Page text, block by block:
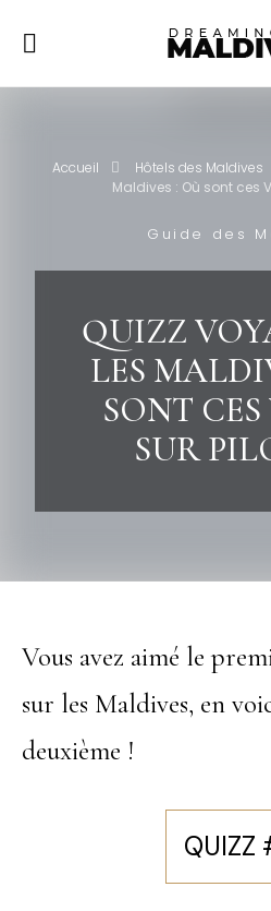
Accueil Hôtels des Maldives
Maldives : Où sont ces
Guide des
QUIZZ
LES
SONT
SUR
Vous avez aimé le
sur les Maldives, en
deuxième !
QUIZZ